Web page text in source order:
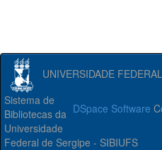
UNIVERSIDADE
DSpace Software
Sistema de
Bibliotecas da
Universidade
Federal de Sergipe - SIBIUFS